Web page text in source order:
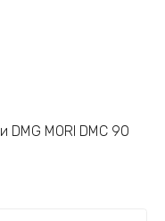
DMG MORI DMC 90